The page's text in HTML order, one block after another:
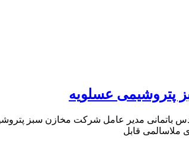
پتروشیمى عسلویه
باتمانی مدیر عامل شرکت مخازن سبز
ملاسالمی قابل